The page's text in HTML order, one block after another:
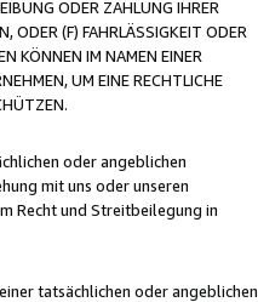
ODER ZAHLUNG IHRER
ODER (F) FAHRLÄSSIGKEIT ODER
KÖNNEN IM NAMEN EINER
UM EINE RECHTLICHE
oder angeblichen
mit uns oder unseren
Recht und Streitbeilegung in
tatsächlichen oder angeblichen